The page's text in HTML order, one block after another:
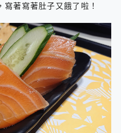
著寫著肚子又餓了啦！